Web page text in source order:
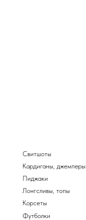
Лонгсливы, топы
Корсеты
Свитшоты
Пиджаки
Футболки
Кардиганы, джемперы